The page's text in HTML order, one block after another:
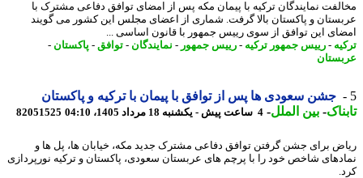
نمایندگان ترکیه با پیمان مکه پس از امضای توافق دفاعی مشترک با
و پاکستان بالا گرفت. شماری از اعضای مجلس این کشور می گویند
این توافق از سوی رییس جمهور با قانون اساسی ...
-رییس جمهور ترکیه-رییس جمهور-نمایندگان-توافق-پاکستان-
جشن سعودی ها پس از توافق با پیمان با ترکیه و پاکستان
-بین الملل-4 ساعت پیش - یکشنبه 18 مرداد 1405، 04:10 82051525
برای جشن گرفتن توافق دفاعی مشترک جدید مکه، خیابان ها، پل ها و
شاخص خود را با پرچم های عربستان سعودی، پاکستان و ترکیه نورپردازی